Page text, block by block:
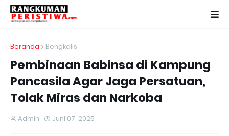
Beranda Bengkalis
Pembinaan Babinsa di Kampung
Pancasila Agar Jaga Persatuan,
Tolak Miras dan Narkoba
Admin Juni 07, 2025